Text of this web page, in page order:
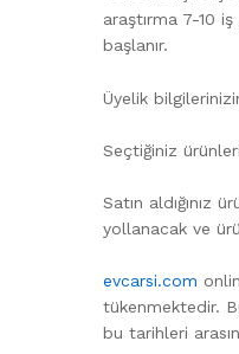
araştırma 7-10
başlanır.
Üyelik
Seçtiğiniz
Satın
yollanacak ve
evcarsi.com
tükenmektedir.
bu tarihleri